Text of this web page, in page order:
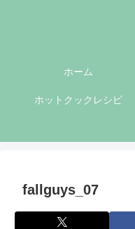
ホーム
ホットクックレシピ
fallguys_07